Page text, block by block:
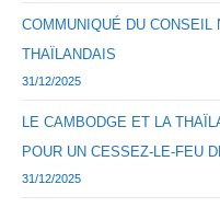
COMMUNIQUÉ DU CONSEIL
THAÏLANDAIS
31/12/2025
LE CAMBODGE ET LA
POUR UN CESSEZ-LE-FEU
31/12/2025